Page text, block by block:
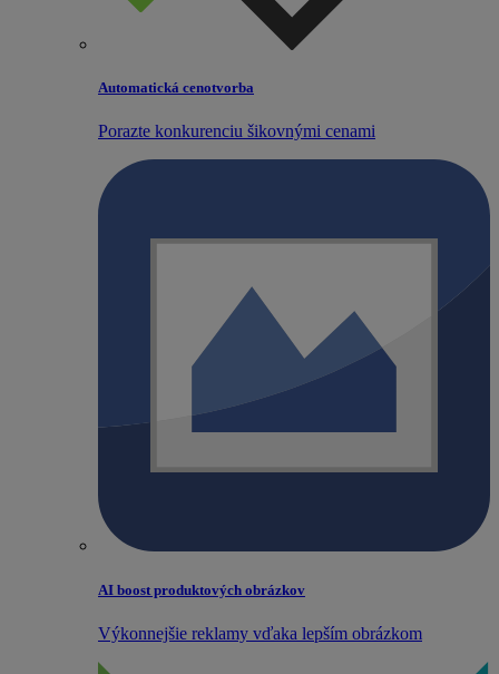
Automatická cenotvorba
Porazte konkurenciu šikovnými cenami
AI boost produktových obrázkov
Výkonnejšie reklamy vďaka lepším obrázkom